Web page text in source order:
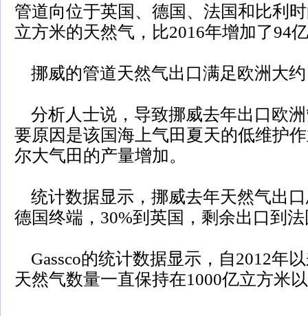
管道向位于英国、德国、法国和比利
立方米的天然气，比2016年增加了94
挪威的管道天然气出口满足欧洲大
分析人士说，导致挪威去年出口欧
要原因是该国海上气田夏天的低维护
尔大气田的产量增加。
统计数据显示，挪威去年天然气出
德国终端，30%到英国，剩余出口到
Gassco的统计数据显示，自2012年
天然气数量一直保持在1000亿立方米